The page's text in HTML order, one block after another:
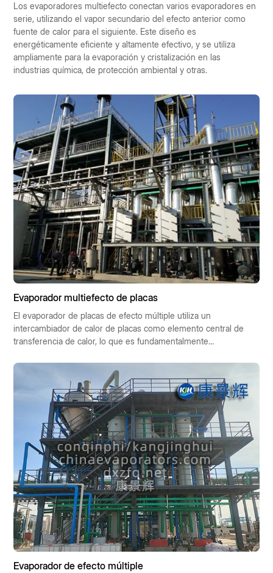
Los evaporadores multiefecto conectan varios evaporadores en
serie, utilizando el vapor secundario del efecto anterior como
fuente de calor para el siguiente. Este diseño es
energéticamente eficiente y altamente efectivo, y se utiliza
ampliamente para la evaporación y cristalización en las
industrias química, de protección ambiental y otras.
Evaporador multiefecto de placas
El evaporador de placas de efecto múltiple utiliza un
intercambiador de calor de placas como elemento central de
transferencia de calor, lo que es fundamentalmente
Evaporador de efecto múltiple